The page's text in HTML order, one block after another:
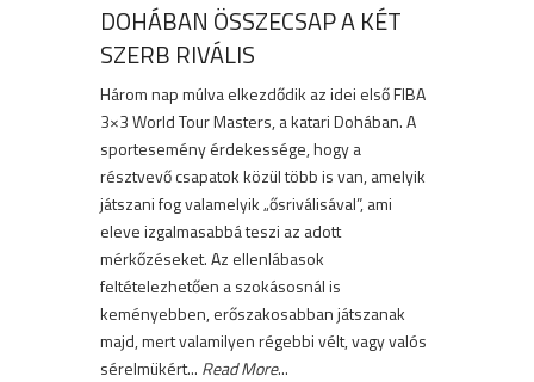
DOHÁBAN ÖSSZECSAP A KÉT
SZERB RIVÁLIS
Három nap múlva elkezdődik az idei első FIBA
3×3 World Tour Masters, a katari Dohában. A
sportesemény érdekessége, hogy a
résztvevő csapatok közül több is van, amelyik
játszani fog valamelyik „ősriválisával”, ami
eleve izgalmasabbá teszi az adott
mérkőzéseket. Az ellenlábasok
feltételezhetően a szokásosnál is
keményebben, erőszakosabban játszanak
majd, mert valamilyen régebbi vélt, vagy valós
sérelmükért... Read More...